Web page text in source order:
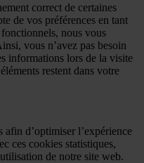
correct de certaines
de vos préférences en tant
nous vous
vous n’avez pas besoin
informations lors de la visite
restent dans votre
afin d’optimiser l’expérience
ces cookies statistiques,
de notre site web.